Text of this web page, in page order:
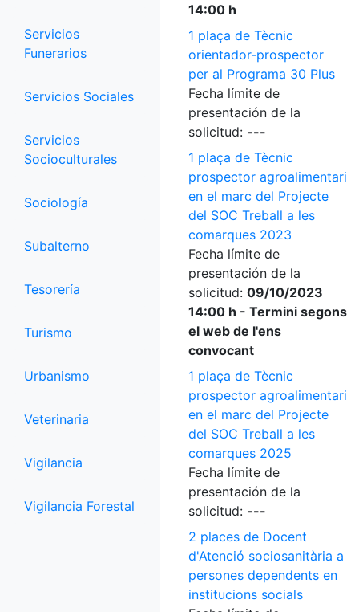
Servicios
Funerarios
Servicios Sociales
Servicios
Socioculturales
Sociología
Subalterno
Tesorería
Turismo
Urbanismo
Veterinaria
Vigilancia
Vigilancia Forestal
14:00 h
1 plaça de Tècnic
orientador-prospector
per al Programa 30 Plus
Fecha límite de
presentación de la
solicitud: ---
1 plaça de Tècnic
prospector agroalimentari
en el marc del Projecte
del SOC Treball a les
comarques 2023
Fecha límite de
presentación de la
solicitud: 09/10/2023
14:00 h - Termini segons
el web de l'ens
convocant
1 plaça de Tècnic
prospector agroalimentari
en el marc del Projecte
del SOC Treball a les
comarques 2025
Fecha límite de
presentación de la
solicitud: ---
2 places de Docent
d'Atenció sociosanitària a
persones dependents en
institucions socials